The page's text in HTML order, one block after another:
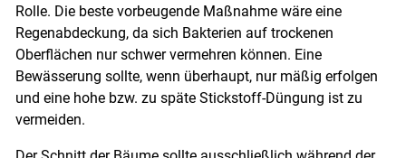
Rolle. Die beste vorbeugende Maßnahme wäre eine
Regenabdeckung, da sich Bakterien auf trockenen
Oberflächen nur schwer vermehren können. Eine
Bewässerung sollte, wenn überhaupt, nur mäßig erfolgen
und eine hohe bzw. zu späte Stickstoff-Düngung ist zu
vermeiden.